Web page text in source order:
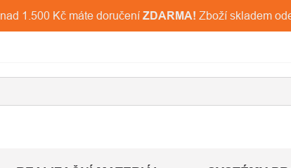
1.500 Kč máte doručení ZDARMA! Zboží skladem